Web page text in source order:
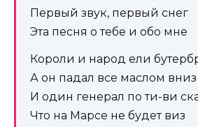
Первый звук, первый снег
Эта песня о тебе и обо мне
Короли и народ ели
А он падал все маслом вниз
И один генерал по ти-ви
Что на Марсе не будет виз